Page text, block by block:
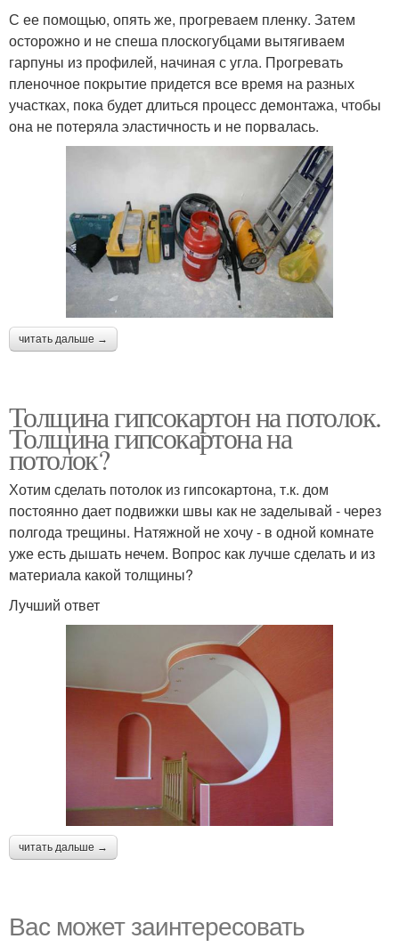
С ее помощью, опять же, прогреваем пленку. Затем
осторожно и не спеша плоскогубцами вытягиваем
гарпуны из профилей, начиная с угла. Прогревать
пленочное покрытие придется все время на разных
участках, пока будет длиться процесс демонтажа, чтобы
она не потеряла эластичность и не порвалась.
читать дальше →
Толщина гипсокартон на потолок.
Толщина гипсокартона на
потолок?
Хотим сделать потолок из гипсокартона, т.к. дом
постоянно дает подвижки швы как не заделывай - через
полгода трещины. Натяжной не хочу - в одной комнате
уже есть дышать нечем. Вопрос как лучше сделать и из
материала какой толщины?
Лучший ответ
читать дальше →
Вас может заинтересовать